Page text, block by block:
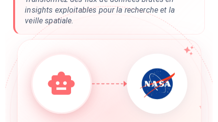
insights exploitables pour la recherche et la
veille spatiale.